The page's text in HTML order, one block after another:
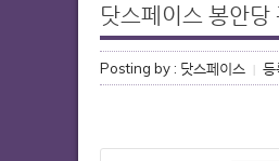
닷스페이스 봉안
Posting by : 닷스페이스